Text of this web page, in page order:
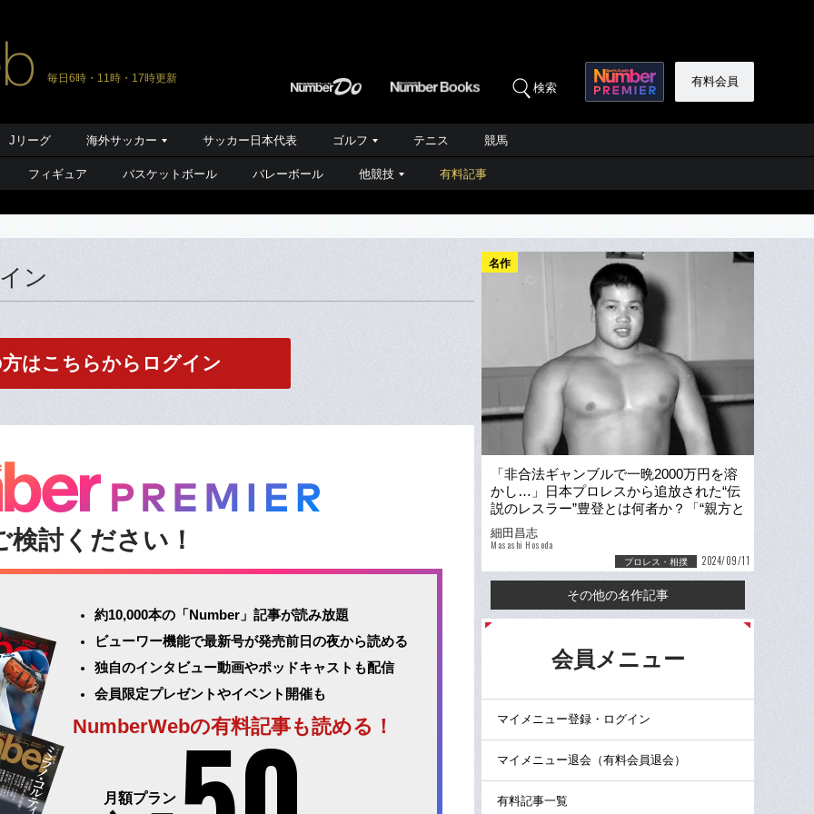
毎日6時・11時・17時更新
検索 有料会員
Jリーグ 海外サッカー サッカー日本代表 ゴルフ テニス 競馬
フィギュア バスケットボール バレーボール 他競技 有料記事
ン
はこちらからログイン
検討ください！
約10,000本の「Number」記事が読み放題
ビューワー機能で最新号が発売前日の夜から読める
独自のインタビュー動画やポッドキャストも配信
会員限定プレゼントやイベント開催も
NumberWebの有料記事も読める！
月額プラン
名作
「非合法ギャンブルで一晩2000万円を溶
かし…」日本プロレスから追放された“伝
説のレスラー”豊登とは何者か？「“親方と
不仲説”…23歳で相撲界から消えた」
細田昌志
Masashi Hosoda
プロレス・相撲 2024/09/11
その他の名作記事
会員メニュー
マイメニュー登録・ログイン
マイメニュー退会（有料会員退会）
有料記事一覧